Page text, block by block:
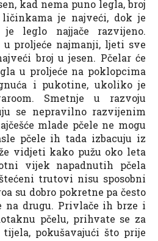
kad nema puno legla, broj
je najveći, dok je
leglo najjače razvijeno.
proljeće najmanji, ljeti sve
broj u jesen. Pčelar će
u proljeće na poklopcima
i pukotine, ukoliko je
Smetnje u razvoju
se nepravilno razvijenim
mlade pčele ne mogu
pčele ih tada izbacuju iz
vidjeti kako pužu oko leta
vijek napadnutih pčela
trutovi nisu sposobni
su dobro pokretne pa često
na drugu. Privlače ih brze i
pčelu, prihvate se za
pokušavajući što prije